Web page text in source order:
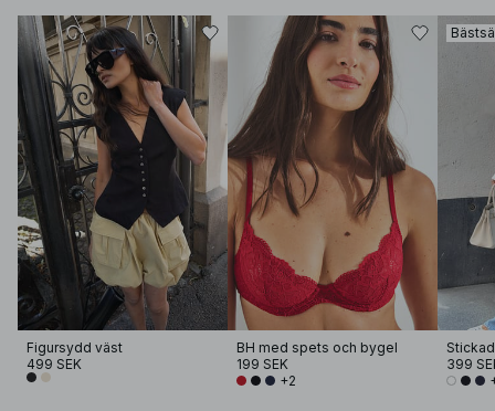
Figursydd väst
499 SEK
BH med spets och bygel
199 SEK
+2
399